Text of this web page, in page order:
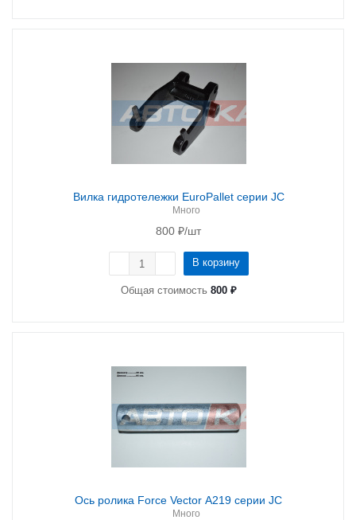
Вилка гидротележки EuroPallet серии JC
Много
800 ₽/шт
В корзину
Общая стоимость 800 ₽
Ось ролика Force Vector A219 серии JC
Много